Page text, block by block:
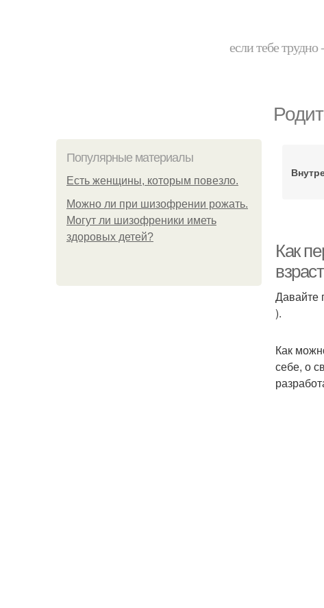
если тебе
Популярные материалы
Есть женщины, которым повезло.
Можно ли при шизофрении рожать.
Могут ли шизофреники иметь
здоровых детей?
Как
Давайте
).
Как
себе, о